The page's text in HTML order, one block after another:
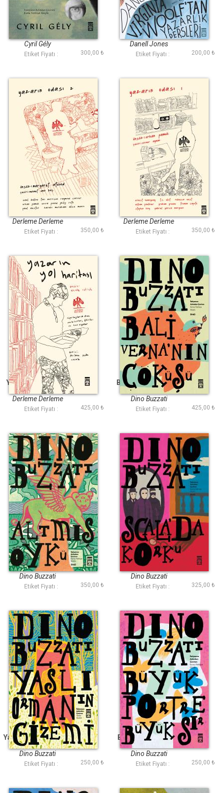
Ödül
Cyril Gély
Etiket Fiyatı : 300,00 ₺
Virginia Woolftan
Yazarlık Dersleri
Danell Jones
Etiket Fiyatı : 200,00 ₺
Yazarın Odası 2
Derleme Derleme
Etiket Fiyatı : 350,00 ₺
Yazarın Odası 1
Derleme Derleme
Etiket Fiyatı : 350,00 ₺
Yazarın Yol Haritası
Derleme Derleme
Etiket Fiyatı : 425,00 ₺
Balivernanın Çöküşü
Dino Buzzati
Etiket Fiyatı : 425,00 ₺
Altmış Öykü
Dino Buzzati
Etiket Fiyatı : 350,00 ₺
Scala da Korku
Dino Buzzati
Etiket Fiyatı : 325,00 ₺
Yaşlı Ormanın Gizemi
Dino Buzzati
Etiket Fiyatı : 250,00 ₺
Büyük Portre Büyük
Dino Buzzati
Etiket Fiyatı : 250,00 ₺